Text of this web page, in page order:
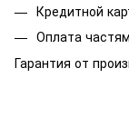
Кредитной
Оплата
Гарантия от